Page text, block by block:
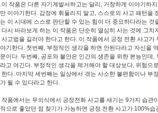
이 작품은 다른 자기계발서하고는 달리, 거창하게 이야기하
이야기한다. 감정에 휘둘리지 말고, 스스로의 사고 패턴을
이 시대에 스스로 판단할 수 있는 힘이 더 중요하다라는
다시 바라보게 하는 이 작품은 단순히 열심히 사는 것에 그
사고법을 길러야 한다고 한다. 이 작품에서 긍정 전환 사고가
기한다. 첫번째, 부정적인 생각을 하면 안된다라고 자신을
이다. 두번째, 공포와 불안은 인간의 생존을 위한 본능인데
고 여긴다. 부정적인 생각을 제거해야 할 대상보다, 위험으
한다. 마지막 세번째는 일상에서 겪는 사소한 불편함이나 부
될 수 있다라고 한다.
작품에서는 무의식에서 긍정전화 사고를 새기는 9가지 습관
으로 좋았던 점 찾기가 가능하면 긍정 전환 사고가 100%